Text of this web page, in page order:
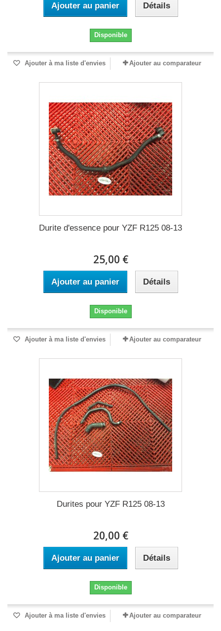
Ajouter au panier Détails
Disponible
Ajouter à ma liste d'envies Ajouter au comparateur
Durite d'essence pour YZF R125 08-13
25,00 €
Ajouter au panier Détails
Disponible
Ajouter à ma liste d'envies Ajouter au comparateur
Durites pour YZF R125 08-13
20,00 €
Ajouter au panier Détails
Disponible
Ajouter à ma liste d'envies Ajouter au comparateur